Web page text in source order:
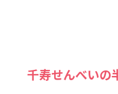
千寿せんべいの